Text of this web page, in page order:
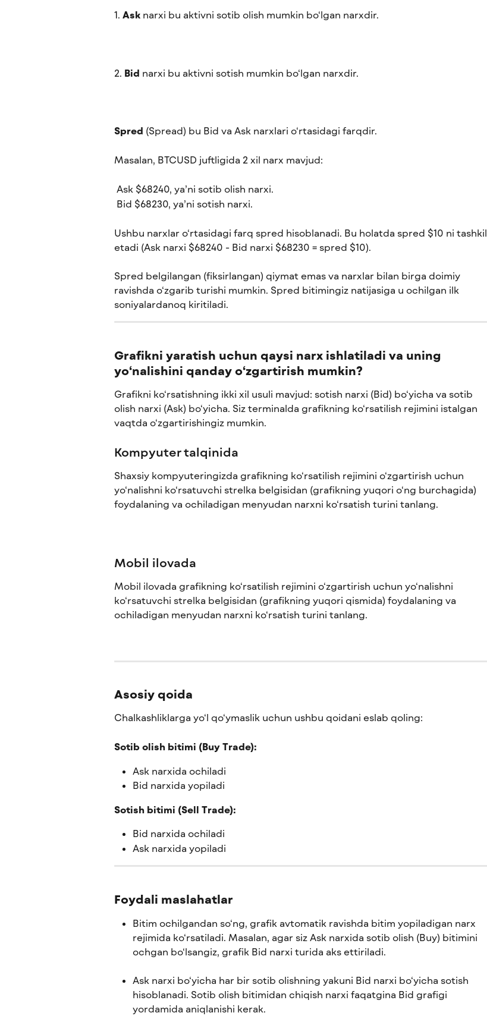
1. Ask narxi bu aktivni sotib olish mumkin bo‘lgan narxdir.
2. Bid narxi bu aktivni sotish mumkin bo‘lgan narxdir.
Spred (Spread) bu Bid va Ask narxlari o‘rtasidagi farqdir.
Masalan, BTCUSD juftligida 2 xil narx mavjud:
Ask $68240, ya’ni sotib olish narxi.
Bid $68230, ya’ni sotish narxi.
Ushbu narxlar o‘rtasidagi farq spred hisoblanadi. Bu holatda spred $10 ni tashkil
etadi (Ask narxi $68240 - Bid narxi $68230 = spred $10).
Spred belgilangan (fiksirlangan) qiymat emas va narxlar bilan birga doimiy
ravishda o‘zgarib turishi mumkin. Spred bitimingiz natijasiga u ochilgan ilk
soniyalardanoq kiritiladi.
Grafikni yaratish uchun qaysi narx ishlatiladi va uning
yo‘nalishini qanday o‘zgartirish mumkin?
Grafikni ko‘rsatishning ikki xil usuli mavjud: sotish narxi (Bid) bo‘yicha va sotib
olish narxi (Ask) bo‘yicha. Siz terminalda grafikning ko‘rsatilish rejimini istalgan
vaqtda o‘zgartirishingiz mumkin.
Kompyuter talqinida
Shaxsiy kompyuteringizda grafikning ko‘rsatilish rejimini o‘zgartirish uchun
yo‘nalishni ko‘rsatuvchi strelka belgisidan (grafikning yuqori o‘ng burchagida)
foydalaning va ochiladigan menyudan narxni ko‘rsatish turini tanlang.
Mobil ilovada
Mobil ilovada grafikning ko‘rsatilish rejimini o‘zgartirish uchun yo‘nalishni
ko‘rsatuvchi strelka belgisidan (grafikning yuqori qismida) foydalaning va
ochiladigan menyudan narxni ko‘rsatish turini tanlang.
Asosiy qoida
Chalkashliklarga yo‘l qo‘ymaslik uchun ushbu qoidani eslab qoling:
Sotib olish bitimi (Buy Trade):
Ask narxida ochiladi
Bid narxida yopiladi
Sotish bitimi (Sell Trade):
Bid narxida ochiladi
Ask narxida yopiladi
Foydali maslahatlar
Bitim ochilgandan so‘ng, grafik avtomatik ravishda bitim yopiladigan narx
rejimida ko‘rsatiladi. Masalan, agar siz Ask narxida sotib olish (Buy) bitimini
ochgan bo‘lsangiz, grafik Bid narxi turida aks ettiriladi.
Ask narxi bo‘yicha har bir sotib olishning yakuni Bid narxi bo‘yicha sotish
hisoblanadi. Sotib olish bitimidan chiqish narxi faqatgina Bid grafigi
yordamida aniqlanishi kerak.